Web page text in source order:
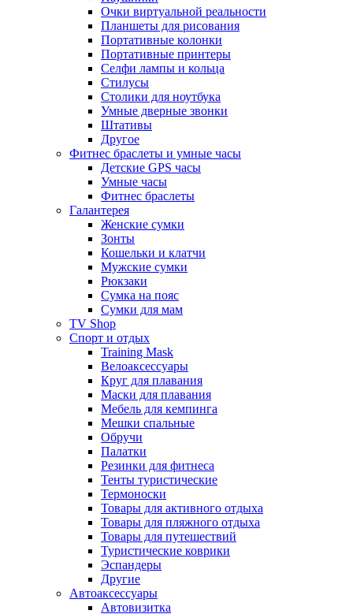
Очки виртуальной реальности
Планшеты для рисования
Портативные колонки
Портативные принтеры
Селфи лампы и кольца
Стилусы
Столики для ноутбука
Умные дверные звонки
Штативы
Другое
Фитнес браслеты и умные часы
Детские GPS часы
Умные часы
Фитнес браслеты
Галантерея
Женские сумки
Зонты
Кошельки и клатчи
Мужские сумки
Рюкзаки
Сумка на пояс
Сумки для мам
TV Shop
Спорт и отдых
Training Mask
Велоаксессуары
Круг для плавания
Маски для плавания
Мебель для кемпинга
Мешки спальные
Обручи
Палатки
Резинки для фитнеса
Тенты туристические
Термоноски
Товары для активного отдыха
Товары для пляжного отдыха
Товары для путешествий
Туристические коврики
Эспандеры
Другие
Автоаксессуары
Автовизитка